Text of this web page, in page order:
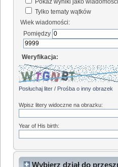
Pokaż wyniki jako wiadomości
Tylko tematy wątków
Wiek wiadomości:
Pomiędzy
Weryfikacja:
Posłuchaj liter / Prośba o inny obrazek
Wpisz litery widoczne na obrazku:
Year of His birth:
Wybierz dział do